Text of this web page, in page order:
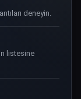
deneyin.
listesine